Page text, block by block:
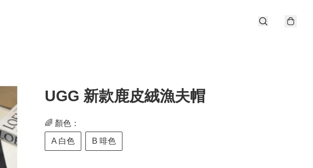
UGG 新款鹿皮絨漁夫帽
🌈 顏色：
A 白色 B 啡色